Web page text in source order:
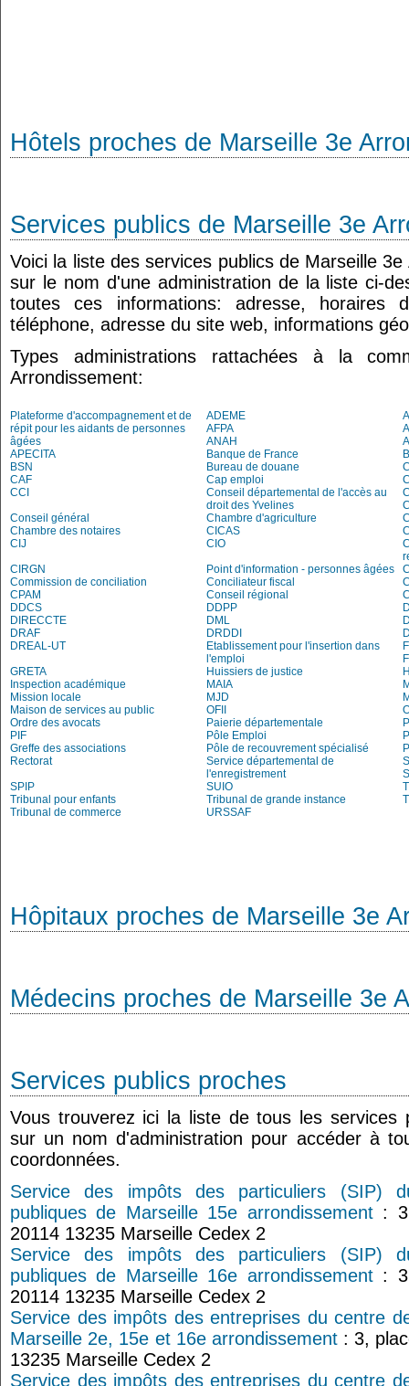
Hôtels proches de Marseille 3e
Services publics de Marseille 3e
Voici la liste des services publics de Marseille
sur le nom d'une administration de la liste ci-
toutes ces informations: adresse, horaires
téléphone, adresse du site web, informations
Types administrations rattachées à la
Arrondissement:
Plateforme d'accompagnement et de
répit pour les aidants de personnes
âgées
ADEME
AFPA
ANAH
APECITA
Banque de France
BSN
Bureau de douane
CAF
Cap emploi
CCI
Conseil départemental de l'accès au
droit des Yvelines
Conseil général
Chambre d'agriculture
Chambre des notaires
CICAS
CIJ
CIO
CIRGN
Point d'information - personnes âgées
Commission de conciliation
Conciliateur fiscal
CPAM
Conseil régional
DDCS
DDPP
DIRECCTE
DML
DRAF
DRDDI
DREAL-UT
Etablissement pour l'insertion dans
l'emploi
GRETA
Huissiers de justice
Inspection académique
MAIA
Mission locale
MJD
Maison de services au public
OFII
Ordre des avocats
Paierie départementale
PIF
Pôle Emploi
Greffe des associations
Pôle de recouvrement spécialisé
Rectorat
Service départemental de
l'enregistrement
SPIP
SUIO
Tribunal pour enfants
Tribunal de grande instance
Tribunal de commerce
URSSAF
Hôpitaux proches de Marseille 3e
Médecins proches de Marseille 3e
Services publics proches
Vous trouverez ici la liste de tous les services
sur un nom d'administration pour accéder à
coordonnées.
Service des impôts des particuliers (SIP)
publiques de Marseille 15e arrondissement: 3,
20114 13235 Marseille Cedex 2
Service des impôts des particuliers (SIP)
publiques de Marseille 16e arrondissement: 3,
20114 13235 Marseille Cedex 2
Service des impôts des entreprises du centre
Marseille 2e, 15e et 16e arrondissement: 3,
13235 Marseille Cedex 2
Service des impôts des entreprises du centre